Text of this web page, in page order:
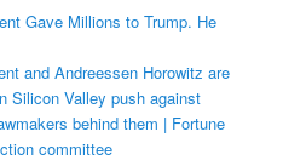
Gave Millions to Trump. He
and Andreessen Horowitz are
Silicon Valley push against
behind them | Fortune
committee